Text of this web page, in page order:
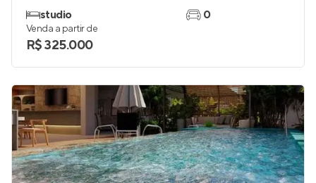
studio
0
Venda a partir de
R$ 325.000